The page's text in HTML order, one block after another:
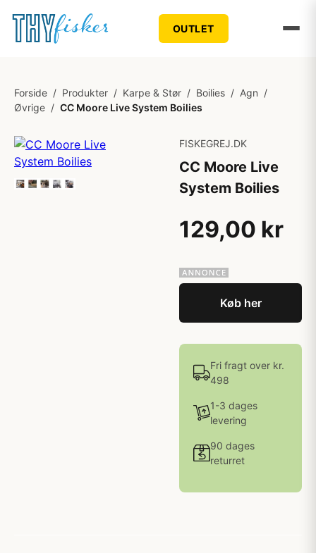
OUTLET
Forside / Produkter / Karpe & Stør / Boilies / Agn /
Øvrige / CC Moore Live System Boilies
FISKEGREJ.DK
CC Moore Live
System Boilies
129,00 kr
Køb her
Fri fragt over kr.
498
1-3 dages
levering
90 dages
returret